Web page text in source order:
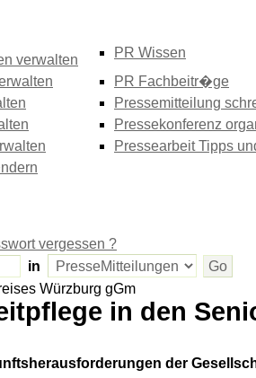
verwalten
PR Wissen
PR Fachbeitr�ge
Pressemitteilung
Pressekonferenz
Pressearbeit Tipps
vergessen ?
in
Würzburg gGm
in den
der